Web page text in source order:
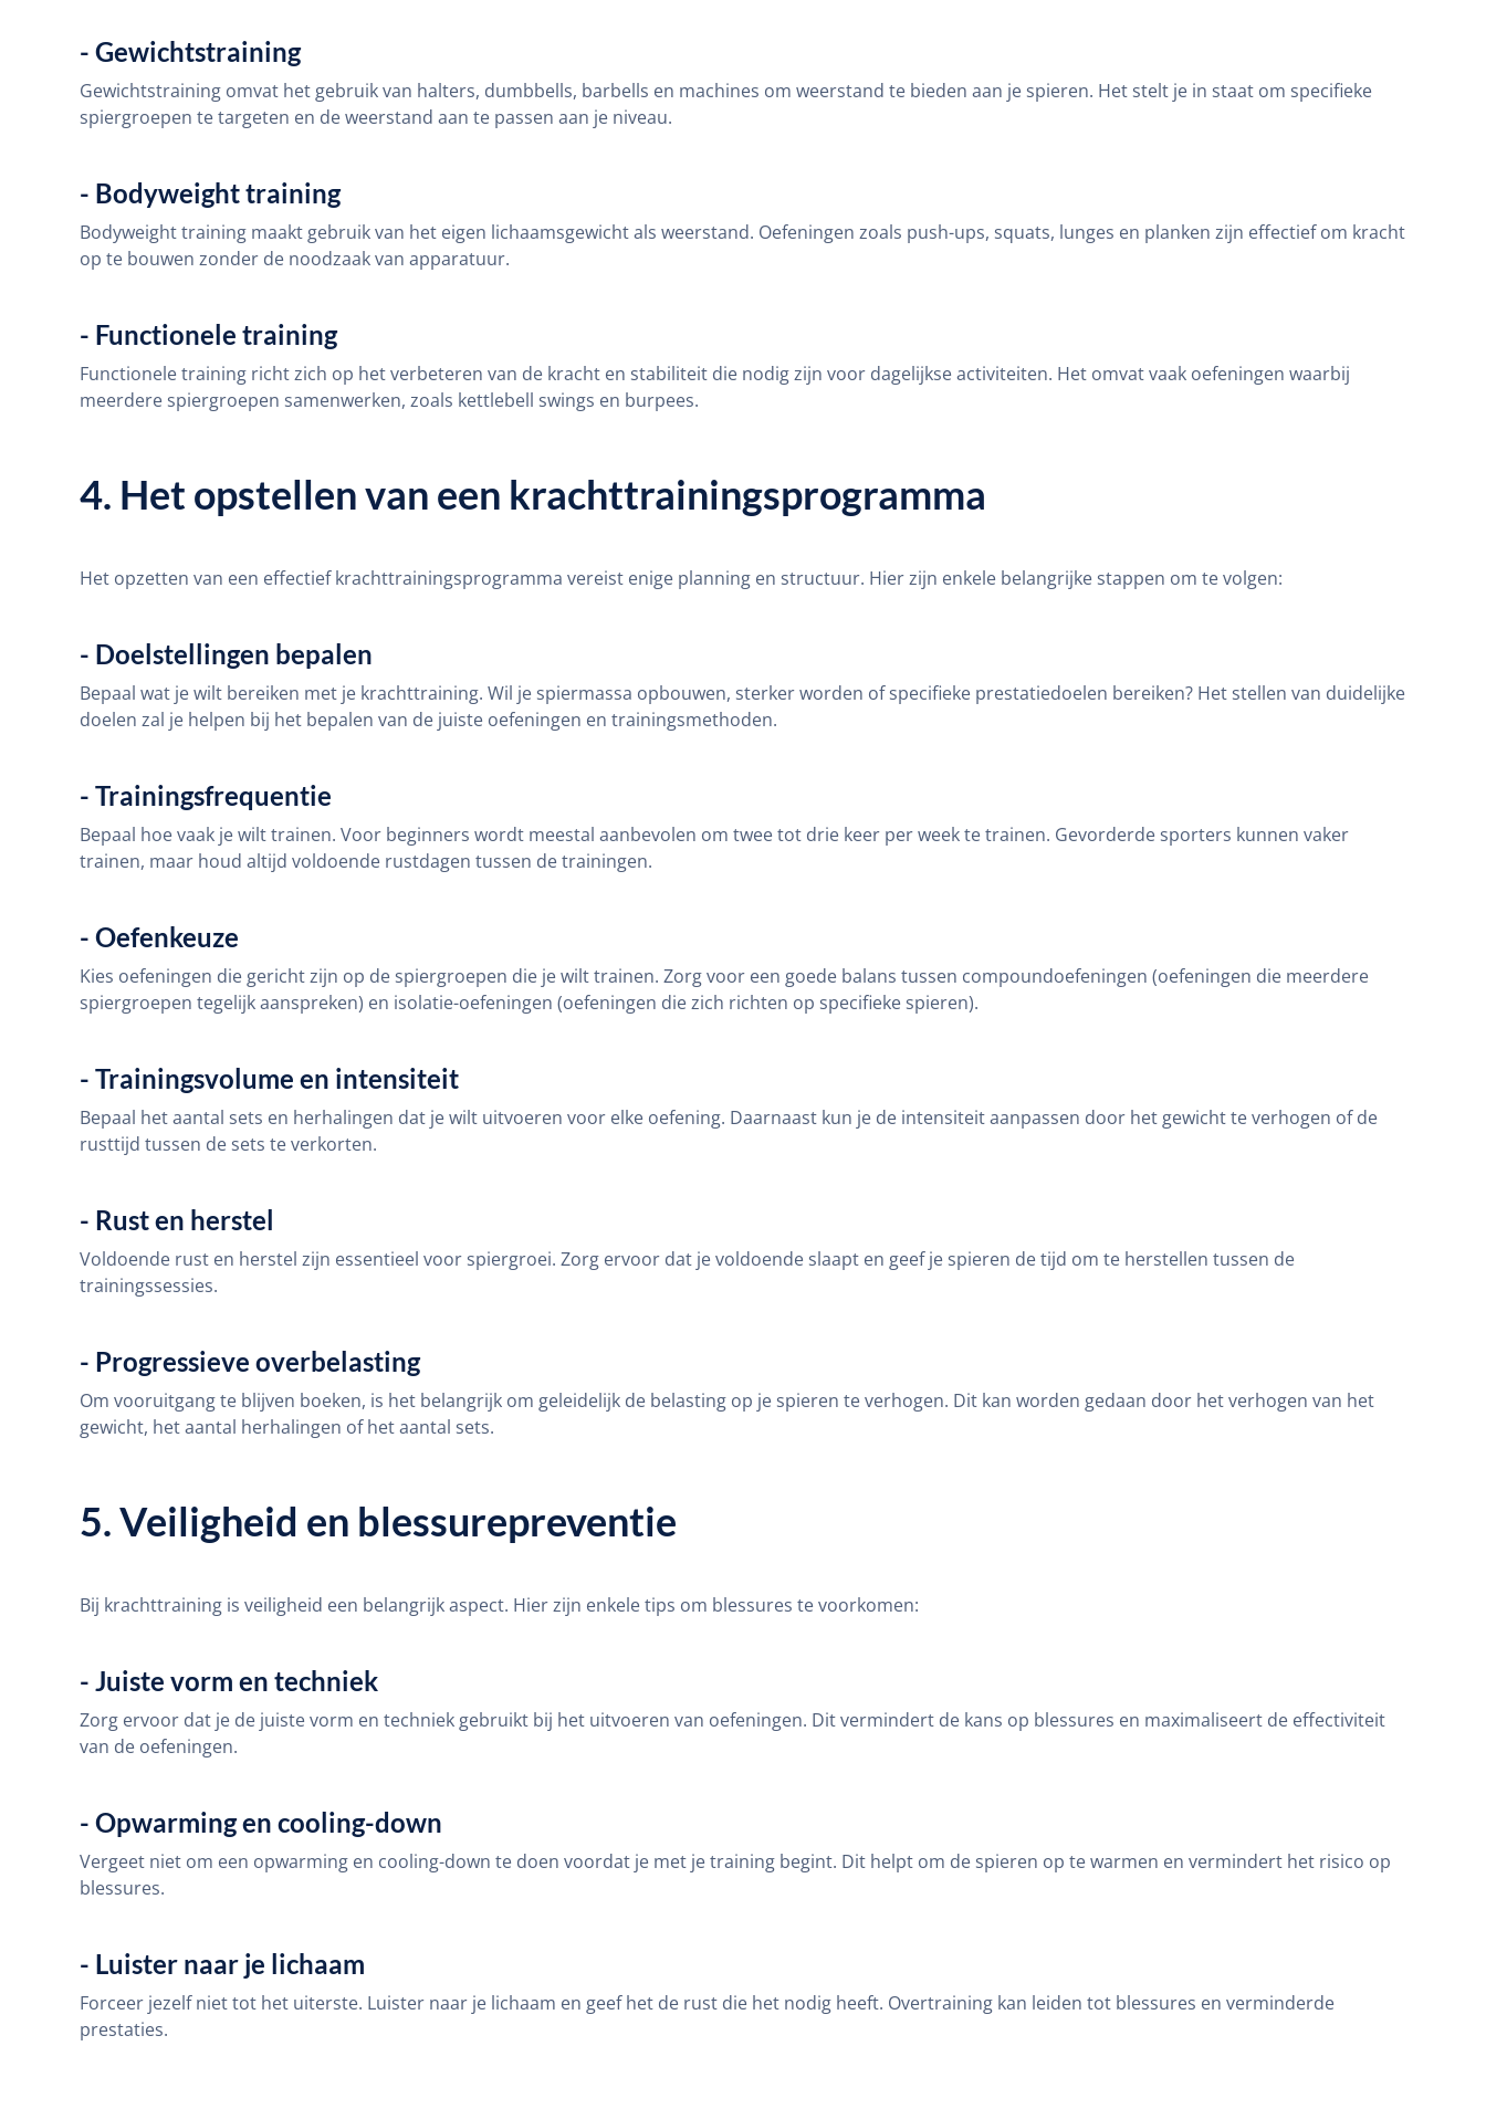
- Gewichtstraining
Gewichtstraining omvat het gebruik van halters, dumbbells, barbells en machines om weerstand te bieden aan je spieren. Het stelt je in staat om specifieke
spiergroepen te targeten en de weerstand aan te passen aan je niveau.
- Bodyweight training
Bodyweight training maakt gebruik van het eigen lichaamsgewicht als weerstand. Oefeningen zoals push-ups, squats, lunges en planken zijn effectief om kracht
op te bouwen zonder de noodzaak van apparatuur.
- Functionele training
Functionele training richt zich op het verbeteren van de kracht en stabiliteit die nodig zijn voor dagelijkse activiteiten. Het omvat vaak oefeningen waarbij
meerdere spiergroepen samenwerken, zoals kettlebell swings en burpees.
4. Het opstellen van een krachttrainingsprogramma
Het opzetten van een effectief krachttrainingsprogramma vereist enige planning en structuur. Hier zijn enkele belangrijke stappen om te volgen:
- Doelstellingen bepalen
Bepaal wat je wilt bereiken met je krachttraining. Wil je spiermassa opbouwen, sterker worden of specifieke prestatiedoelen bereiken? Het stellen van duidelijke
doelen zal je helpen bij het bepalen van de juiste oefeningen en trainingsmethoden.
- Trainingsfrequentie
Bepaal hoe vaak je wilt trainen. Voor beginners wordt meestal aanbevolen om twee tot drie keer per week te trainen. Gevorderde sporters kunnen vaker
trainen, maar houd altijd voldoende rustdagen tussen de trainingen.
- Oefenkeuze
Kies oefeningen die gericht zijn op de spiergroepen die je wilt trainen. Zorg voor een goede balans tussen compoundoefeningen (oefeningen die meerdere
spiergroepen tegelijk aanspreken) en isolatie-oefeningen (oefeningen die zich richten op specifieke spieren).
- Trainingsvolume en intensiteit
Bepaal het aantal sets en herhalingen dat je wilt uitvoeren voor elke oefening. Daarnaast kun je de intensiteit aanpassen door het gewicht te verhogen of de
rusttijd tussen de sets te verkorten.
- Rust en herstel
Voldoende rust en herstel zijn essentieel voor spiergroei. Zorg ervoor dat je voldoende slaapt en geef je spieren de tijd om te herstellen tussen de
trainingssessies.
- Progressieve overbelasting
Om vooruitgang te blijven boeken, is het belangrijk om geleidelijk de belasting op je spieren te verhogen. Dit kan worden gedaan door het verhogen van het
gewicht, het aantal herhalingen of het aantal sets.
5. Veiligheid en blessurepreventie
Bij krachttraining is veiligheid een belangrijk aspect. Hier zijn enkele tips om blessures te voorkomen:
- Juiste vorm en techniek
Zorg ervoor dat je de juiste vorm en techniek gebruikt bij het uitvoeren van oefeningen. Dit vermindert de kans op blessures en maximaliseert de effectiviteit
van de oefeningen.
- Opwarming en cooling-down
Vergeet niet om een opwarming en cooling-down te doen voordat je met je training begint. Dit helpt om de spieren op te warmen en vermindert het risico op
blessures.
- Luister naar je lichaam
Forceer jezelf niet tot het uiterste. Luister naar je lichaam en geef het de rust die het nodig heeft. Overtraining kan leiden tot blessures en verminderde
prestaties.